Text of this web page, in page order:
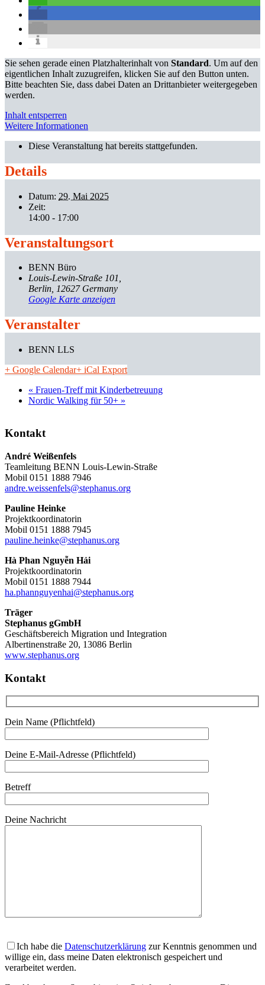
Sie sehen gerade einen Platzhalterinhalt von Standard. Um auf den
eigentlichen Inhalt zuzugreifen, klicken Sie auf den Button unten.
Bitte beachten Sie, dass dabei Daten an Drittanbieter weitergegeben
werden.
Inhalt entsperren
Weitere Informationen
Diese Veranstaltung hat bereits stattgefunden.
Details
Datum: 29. Mai 2025
Zeit:
14:00 - 17:00
Veranstaltungsort
BENN Büro
Louis-Lewin-Straße 101
Berlin, 12627 Germany
Google Karte anzeigen
Veranstalter
BENN LLS
+ Google Calendar+ iCal Export
« Frauen-Treff mit Kinderbetreuung
Nordic Walking für 50+ »
Kontakt
André Weißenfels
Teamleitung BENN Louis-Lewin-Straße
Mobil 0151 1888 7946
andre.weissenfels@stephanus.org
Pauline Heinke
Projektkoordinatorin
Mobil 0151 1888 7945
pauline.heinke@stephanus.org
Hà Phan Nguyễn Hải
Projektkoordinatorin
Mobil 0151 1888 7944
ha.phannguyenhai@stephanus.org
Träger
Stephanus gGmbH
Geschäftsbereich Migration und Integration
Albertinenstraße 20, 13086 Berlin
www.stephanus.org
Kontakt
Dein Name (Pflichtfeld)
Deine E-Mail-Adresse (Pflichtfeld)
Betreff
Deine Nachricht
Ich habe die Datenschutzerklärung zur Kenntnis genommen und
willige ein, dass meine Daten elektronisch gespeichert und
verarbeitet werden.